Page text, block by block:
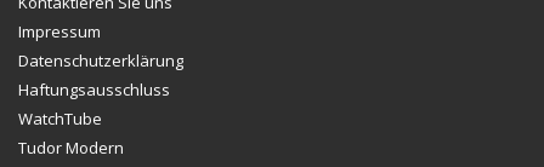
Impressum
Datenschutzerklärung
Haftungsausschluss
WatchTube
Tudor Modern